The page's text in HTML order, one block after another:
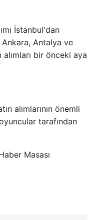
İstanbul'dan
Antalya ve
bir önceki aya
alımlarının önemli
tarafından
Masası